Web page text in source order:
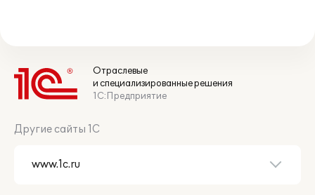
Отраслевые
и специализированные решения
1С:Предприятие
Другие сайты 1С